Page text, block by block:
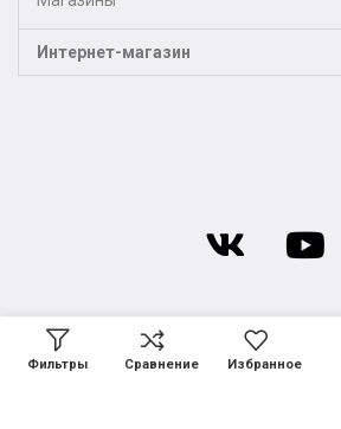
Интернет-магазин
Фильтры Сравнение Избранное